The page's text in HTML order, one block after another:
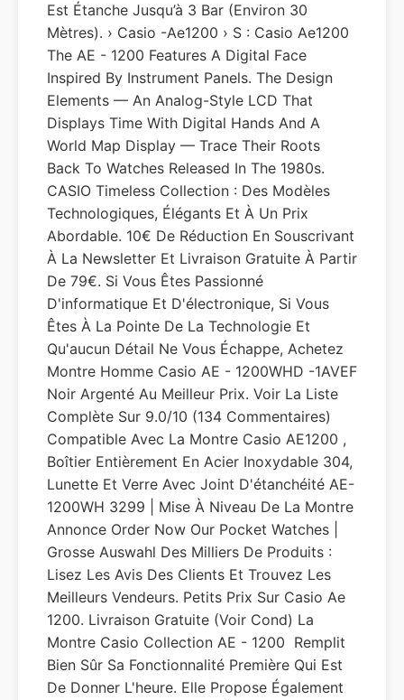
Est Étanche Jusqu’à 3 Bar (environ 30
Mètres). › Casio -ae1200 › S : Casio Ae1200
The AE - 1200 Features A Digital Face
Inspired By Instrument Panels. The Design
Elements — An Analog-Style LCD That
Displays Time With Digital Hands And A
World Map Display — Trace Their Roots
Back To Watches Released In The 1980s.
CASIO Timeless Collection : Des Modèles
Technologiques, Élégants Et À Un Prix
Abordable. 10€ De Réduction En Souscrivant
À La Newsletter Et Livraison Gratuite À Partir
De 79€. Si Vous Êtes Passionné
D'informatique Et D'électronique, Si Vous
Êtes À La Pointe De La Technologie Et
Qu'aucun Détail Ne Vous Échappe, Achetez
Montre Homme Casio AE - 1200WHD -1AVEF
Noir Argenté Au Meilleur Prix. Voir La Liste
Complète Sur 9.0/10 (134 Commentaires)
Compatible Avec La Montre Casio AE1200 ,
Boîtier Entièrement En Acier Inoxydable 304,
Lunette Et Verre Avec Joint D'étanchéité AE-
1200WH 3299 | Mise À Niveau De La Montre
Annonce Order Now Our Pocket Watches |
Grosse Auswahl Des Milliers De Produits :
Lisez Les Avis Des Clients Et Trouvez Les
Meilleurs Vendeurs. Petits Prix Sur Casio Ae
1200. Livraison Gratuite (voir Cond) La
Montre Casio Collection AE - 1200 ​ Remplit
Bien Sûr Sa Fonctionnalité Première Qui Est
De Donner L'heure. Elle Propose Également